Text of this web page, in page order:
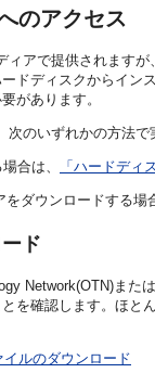
のアクセス
アで提供されます
ドディスクからイ
があります。
次のいずれかの方法で
合は、 「ハードディ
をダウンロードする場
ド
Network(OTN)ま
を確認します。ほ
ルのダウンロード